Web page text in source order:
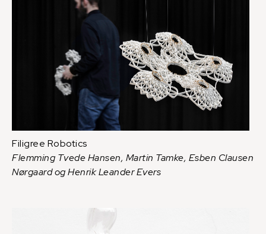
Filigree Robotics
Flemming Tvede Hansen, Martin Tamke, Esben Clausen
Nørgaard og Henrik Leander Evers